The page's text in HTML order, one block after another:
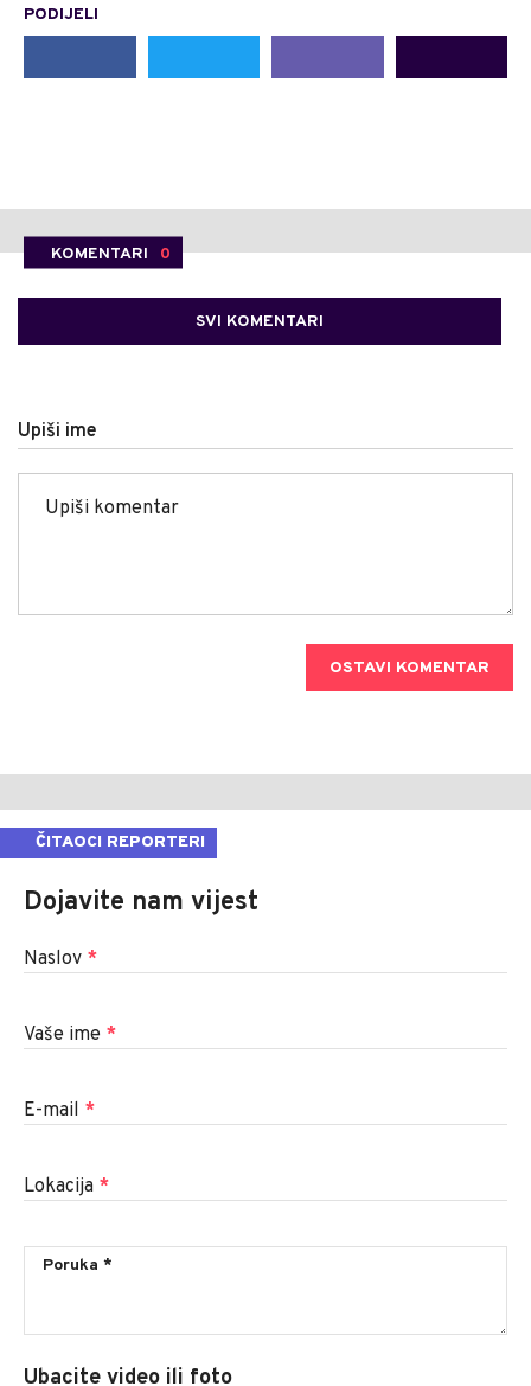
PODIJELI
KOMENTARI 0
SVI KOMENTARI
Upiši ime
OSTAVI KOMENTAR
ČITAOCI REPORTERI
Dojavite nam vijest
Naslov *
Vaše ime *
E-mail *
Lokacija *
Ubacite video ili foto